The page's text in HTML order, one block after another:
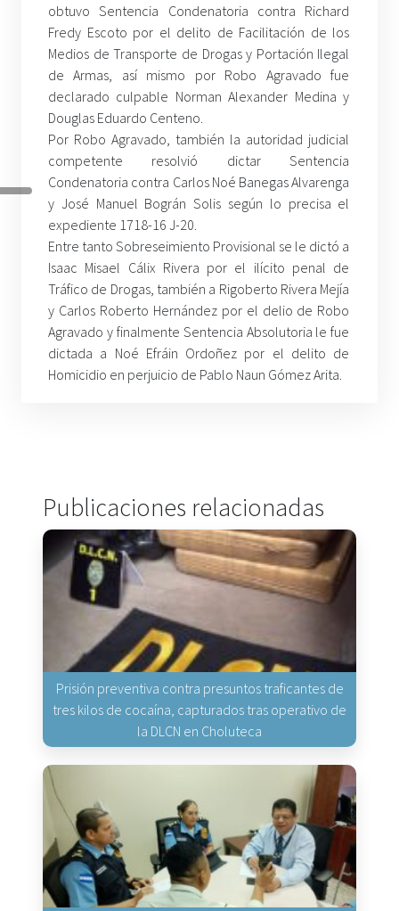
obtuvo Sentencia Condenatoria contra Richard
Fredy Escoto por el delito de Facilitación de los
Medios de Transporte de Drogas y Portación Ilegal
de Armas, así mismo por Robo Agravado fue
declarado culpable Norman Alexander Medina y
Douglas Eduardo Centeno.
Por Robo Agravado, también la autoridad judicial
competente resolvió dictar Sentencia
Condenatoria contra Carlos Noé Banegas Alvarenga
y José Manuel Bográn Solis según lo precisa el
expediente 1718-16 J-20.
Entre tanto Sobreseimiento Provisional se le dictó a
Isaac Misael Cálix Rivera por el ilícito penal de
Tráfico de Drogas, también a Rigoberto Rivera Mejía
y Carlos Roberto Hernández por el delio de Robo
Agravado y finalmente Sentencia Absolutoria le fue
dictada a Noé Efráin Ordoñez por el delito de
Homicidio en perjuicio de Pablo Naun Gómez Arita.
Publicaciones relacionadas
Prisión preventiva contra presuntos traficantes de
tres kilos de cocaína, capturados tras operativo de
la DLCN en Choluteca